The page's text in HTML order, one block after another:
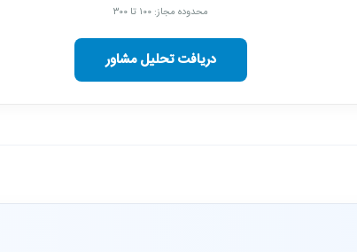
محدوده مجاز: ۱۰۰ تا ۳۰۰
دریافت تحلیل مشاور